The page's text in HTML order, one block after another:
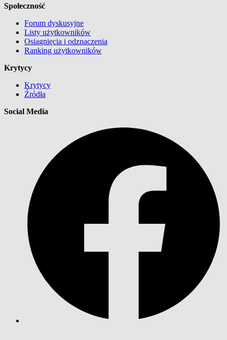
Społeczność
Forum dyskusyjne
Listy użytkowników
Osiągnięcia i odznaczenia
Ranking użytkowników
Krytycy
Krytycy
Źródła
Social Media